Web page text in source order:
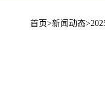
首页>新闻动态>